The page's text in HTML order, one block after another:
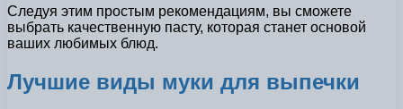
Следуя этим простым рекомендациям, вы сможете
выбрать качественную пасту, которая станет основой
ваших любимых блюд.
Лучшие виды муки для выпечки